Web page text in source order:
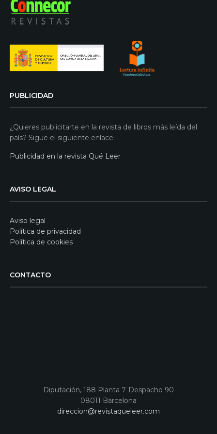
PUBLICIDAD
¿Quieres publicitarte en la revista de libros más leída del
país? Sigue el siguiente enlace:
Publicidad en la revista Qué Leer
AVISO LEGAL
Aviso legal
Política de privacidad
Política de cookies
CONTACTO
Diputación, 188 Planta 7 Despacho 90
08011 Barcelona
direccion@revistaqueleer.com